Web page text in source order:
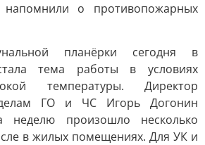
о противопожарных
планёрки сегодня в
тема работы в условиях
температуры. Директор
ГО и ЧС Игорь Догонин
произошло несколько
в жилых помещениях. Для УК и